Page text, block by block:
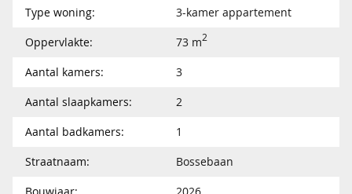
Type woning:
3-kamer appartement
Oppervlakte:
73 m2
Aantal kamers:
3
Aantal slaapkamers:
2
Aantal badkamers:
1
Straatnaam:
Bossebaan